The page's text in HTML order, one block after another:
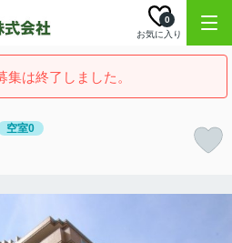
お気に入り
0
集は終了しました。
空室0